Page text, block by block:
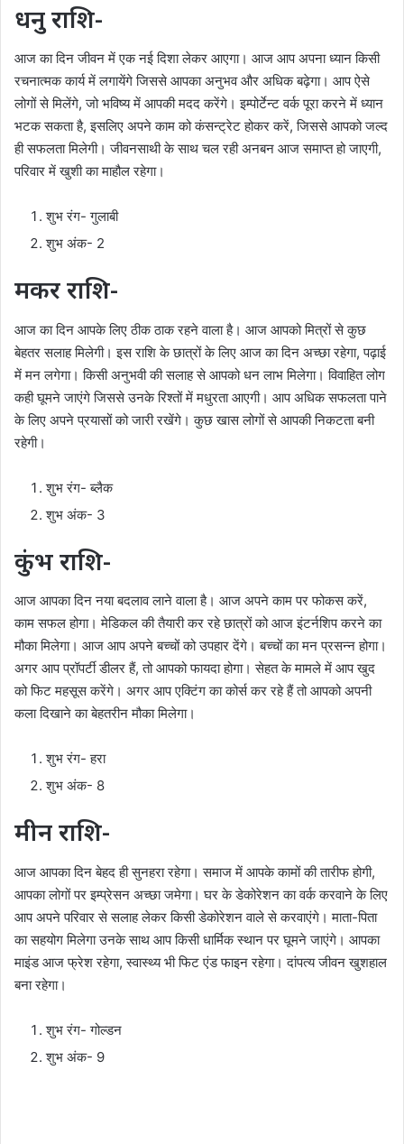
धनु राशि-
आज का दिन जीवन में एक नई दिशा लेकर आएगा। आज आप अपना ध्यान किसी
रचनात्मक कार्य में लगायेंगे जिससे आपका अनुभव और अधिक बढ़ेगा। आप ऐसे
लोगों से मिलेंगे, जो भविष्य में आपकी मदद करेंगे। इम्पोर्टेन्ट वर्क पूरा करने में ध्यान
भटक सकता है, इसलिए अपने काम को कंसन्ट्रेट होकर करें, जिससे आपको जल्द
ही सफलता मिलेगी। जीवनसाथी के साथ चल रही अनबन आज समाप्त हो जाएगी,
परिवार में खुशी का माहौल रहेगा।
शुभ रंग- गुलाबी
शुभ अंक- 2
मकर राशि-
आज का दिन आपके लिए ठीक ठाक रहने वाला है। आज आपको मित्रों से कुछ
बेहतर सलाह मिलेगी। इस राशि के छात्रों के लिए आज का दिन अच्छा रहेगा, पढ़ाई
में मन लगेगा। किसी अनुभवी की सलाह से आपको धन लाभ मिलेगा। विवाहित लोग
कही घूमने जाएंगे जिससे उनके रिश्तों में मधुरता आएगी। आप अधिक सफलता पाने
के लिए अपने प्रयासों को जारी रखेंगे। कुछ खास लोगों से आपकी निकटता बनी
रहेगी।
शुभ रंग- ब्लैक
शुभ अंक- 3
कुंभ राशि-
आज आपका दिन नया बदलाव लाने वाला है। आज अपने काम पर फोकस करें,
काम सफल होगा। मेडिकल की तैयारी कर रहे छात्रों को आज इंटर्नशिप करने का
मौका मिलेगा। आज आप अपने बच्चों को उपहार देंगे। बच्चों का मन प्रसन्न होगा।
अगर आप प्रॉपर्टी डीलर हैं, तो आपको फायदा होगा। सेहत के मामले में आप खुद
को फिट महसूस करेंगे। अगर आप एक्टिंग का कोर्स कर रहे हैं तो आपको अपनी
कला दिखाने का बेहतरीन मौका मिलेगा।
शुभ रंग- हरा
शुभ अंक- 8
मीन राशि-
आज आपका दिन बेहद ही सुनहरा रहेगा। समाज में आपके कामों की तारीफ होगी,
आपका लोगों पर इम्प्रेसन अच्छा जमेगा। घर के डेकोरेशन का वर्क करवाने के लिए
आप अपने परिवार से सलाह लेकर किसी डेकोरेशन वाले से करवाएंगे। माता-पिता
का सहयोग मिलेगा उनके साथ आप किसी धार्मिक स्थान पर घूमने जाएंगे। आपका
माइंड आज फ्रेश रहेगा, स्वास्थ्य भी फिट एंड फाइन रहेगा। दांपत्य जीवन खुशहाल
बना रहेगा।
शुभ रंग- गोल्डन
शुभ अंक- 9